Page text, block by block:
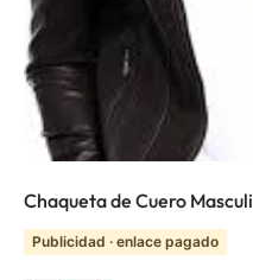
Chaqueta de Cuero
Publicidad · enlace pagado